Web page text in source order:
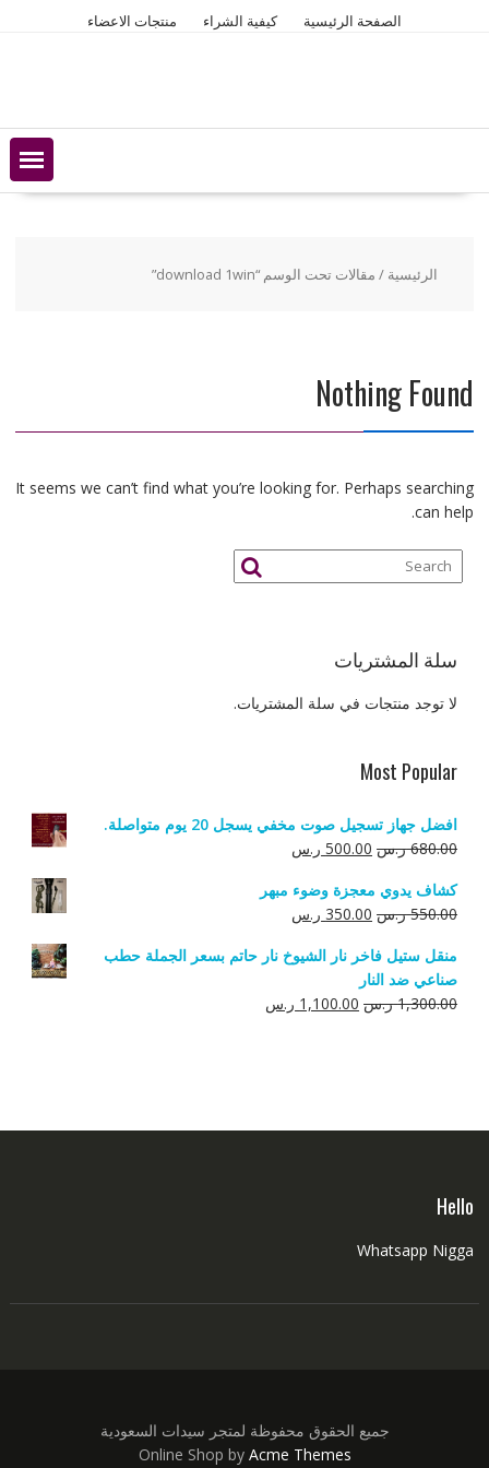
الصفحة الرئيسية كيفية الشراء منتجات الاعضاء
الرئيسية / مقالات تحت الوسم “download 1win”
Nothing Found
It seems we can’t find what you’re looking for. Perhaps searching
can help.
سلة المشتريات
لا توجد منتجات في سلة المشتريات.
Most Popular
افضل جهاز تسجيل صوت مخفي يسجل 20 يوم متواصلة.
680.00 ر.س السعر
هو:
680.00 ر.س.
500.00 ر.سالسعر
هو:
500.00 ر.س.
كشاف يدوي معجزة وضوء مبهر
550.00 ر.س السعر
هو:
550.00 ر.س.
350.00 ر.سالسعر
هو:
منقل ستيل فاخر نار الشيوخ نار حاتم بسعر الجملة حطب
صناعي ضد النار
1,300.00 ر.س السعر
1,100.00 ر.سالسعر
Hello
Whatsapp Nigga
جميع الحقوق محفوظة لمتجر سيدات السعودية
Online Shop by Acme Themes